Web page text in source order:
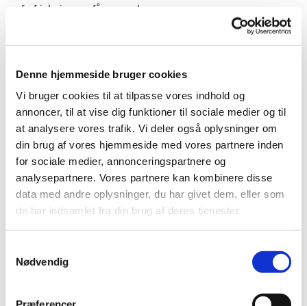
Denne hjemmeside bruger cookies
Vi bruger cookies til at tilpasse vores indhold og
annoncer, til at vise dig funktioner til sociale medier og til
at analysere vores trafik. Vi deler også oplysninger om
din brug af vores hjemmeside med vores partnere inden
for sociale medier, annonceringspartnere og
analysepartnere. Vores partnere kan kombinere disse
data med andre oplysninger, du har givet dem, eller som
de har indsamlet fra din brug af deres tjenester.
Nødvendig
forfriskning og få en snak.